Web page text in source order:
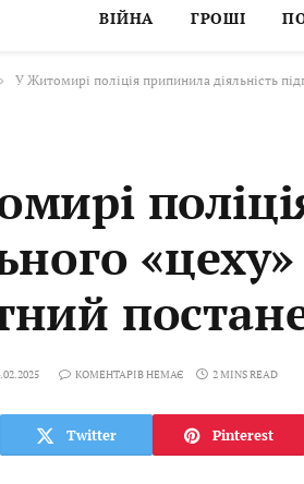
ВІЙНА ГРОШІ
У Житомирі поліція припинила діяльність
КОМЕНТАРІВ НЕМАЄ 2 MINS READ
Twitter Pinterest